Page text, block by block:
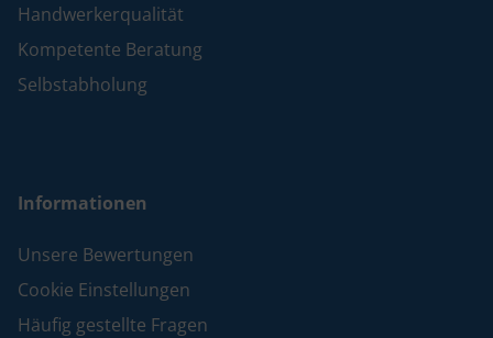
Handwerkerqualität
Kompetente Beratung
Selbstabholung
Informationen
Unsere Bewertungen
Cookie Einstellungen
Häufig gestellte Fragen